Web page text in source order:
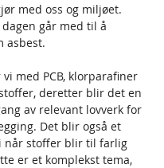
med oss og miljøet.
dagen går med til å
asbest.
deretter blir det en
av relevant lovverk for
Det blir også et
når stoffer blir til farlig
er et komplekst tema,